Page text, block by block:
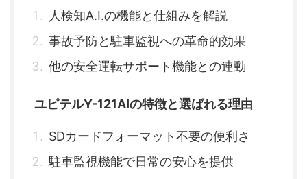
人検知A.I.の機能と仕組みを解説
事故予防と駐車監視への革命的効果
他の安全運転サポート機能との連動
ユピテルY-121AIの特徴と選ばれる理由
SDカードフォーマット不要の便利さ
駐車監視機能で日常の安心を提供